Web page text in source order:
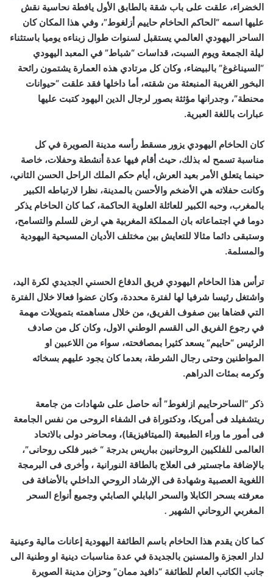
الخضراء، علقت على باب شقة بالطابق الأول يافطة نحاسية نقش
عليها اسمه “الحاكم الحاخام حاييم أزلغوط”، وفي هذا المكان كان
الساحر اليهودي العالمي يستقبل لسنوات طوال زبناءه يوميا باستثناء
ليلة الجمعة ويوم السبت، قداسات “شباط” في المعبد اليهودي
“السيناغوغ” بالبيضاء، وكان كل مرتادي هذه العمارة يشتمون رائحة
البخور الغريبة المنبعثة من شقته، أما داخلها فقد علقت “حيوانات
محنطة”، وجدرانها مؤثثة بصور لرجال الدين اليهود كتبت عليها
عبارات باللغة العبرية.
كان الحاخام اليهودي يزور مسقط رأسه مدينة الصويرة في كل
مناسبة تسمح له بذلك، حيث أقام فيها عدة أنشطة وحفلات، خاصة
حينما يتعلق الأمر بعيد العرش، أيام حكم الملك الراحل الحسن الثاني،
وكانت حفلاته هي الأضخم والأحسن بالمدينة، نظرا لارتباطه الكبير
بالمغرب، وحبه الكبير للعائلة العلوية الحاكمة، كما كان الحاخام يذكر
دوما في اجتماعاته بان المملكة المغربية هي ارض للسلم والتسامح،
وستبقى دائما مثالا للتعايش بين مختلف الأديان المسيحية اليهودية
والمسلمة.
ترأس هذا الحاخام اليهودي فريق الدفاع الحسني الجديدي لكرة اليد،
واشتغل رئيسا شرفيا لها لفترة محددة، وكان عضوا فعالا خلال الفترة
التي قضاها بين صفوف الفريق، من خلال مساهمته بتمويلات مهمة
في رجوع الفريق الى القسم الوطني الاول، وكان كل من صادف
الرئيس “حاييم” يسعد كثيرا بمصافحته، سواء من اللاعبين او
المواطنين وحتى رجال الشرطة، بعدما كان يجود عليهم بسخائه
وكرمه بمئات الدراهم.
ذكر “الساحرحاييم ازلغوط” أنه حاصل على شهادات من جامعة
ريتشفيلد فى أمريكا، ودكتوراة فى الشفاء الروحى من نفس الجامعة
فى أمور ما وراء الطبيعة (الميتافيزيقا)، ومحاضر دولى بالاتحاد
العالمى للفلكيين الروحانيين بباريس بدرجة “ خبير فلكى روحانى”،
بالإضافة ماجستير فى العلاج بالطاقة النورانية ، وأخرى فى البرمجة
اللغوية العصبية وشهادة فى الإرشاد الروحي الداخلي بالأضافة فى
معرفته بسحر الكابلا والسحر البابلي الصابئي وجميع أنواع السحر
المغربي الروحاني الشهير .
كما كان يقدم هذا الحاخام باسم الطائفة اليهودية إعانات مالية وعينية
لدار العجزة والمسنين بالجديدة في عدة مناسبات دينية او وطنية الى
جانب الكاتب العام للطائفة “دافيد ممان” وحزان مدينة الصويرة